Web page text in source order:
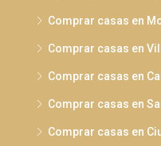
Comprar casas en
Comprar casas en
Comprar casas en
Comprar casas en
Comprar casas en